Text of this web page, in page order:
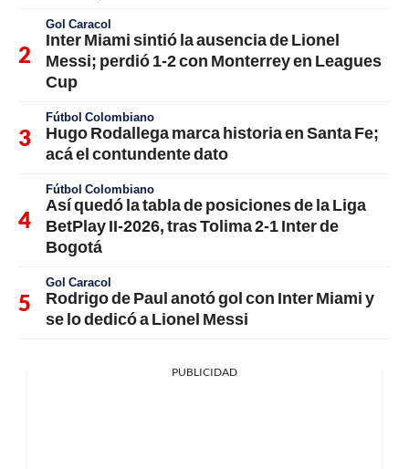
Gol Caracol
Inter Miami sintió la ausencia de Lionel
Messi; perdió 1-2 con Monterrey en Leagues
Cup
Fútbol Colombiano
Hugo Rodallega marca historia en Santa Fe;
acá el contundente dato
Fútbol Colombiano
Así quedó la tabla de posiciones de la Liga
BetPlay II-2026, tras Tolima 2-1 Inter de
Bogotá
Gol Caracol
Rodrigo de Paul anotó gol con Inter Miami y
se lo dedicó a Lionel Messi
PUBLICIDAD